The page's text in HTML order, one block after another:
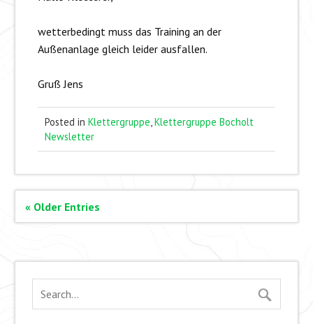
wetterbedingt muss das Training an der
Außenanlage gleich leider ausfallen.
Gruß Jens
Posted in Klettergruppe,Klettergruppe Bocholt
Newsletter
« Older Entries